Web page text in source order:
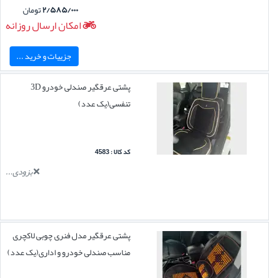
۲/۵۸۵/۰۰۰تومان
امکان ارسال روزانه
جزییات و خرید ...
پشتی عرقگیر صندلی خودرو 3D
تنفسی(یک عدد)
کد کالا : 4583
بزودی...
پشتی عرقگیر مدل فنری چوبی لاکچری
مناسب صندلی خودرو و اداری(یک عدد)